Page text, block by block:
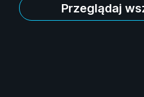
Przeglądaj